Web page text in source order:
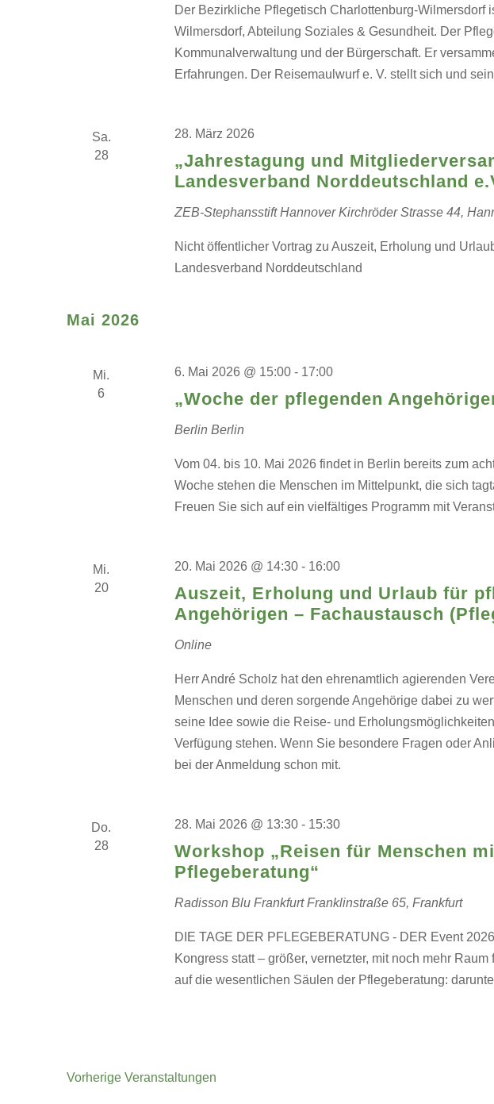
Der Bezirkliche Pflegetisch Charlottenburg-Wilmersdorf
Wilmersdorf, Abteilung Soziales & Gesundheit. Der
Kommunalverwaltung und der Bürgerschaft. Er
Erfahrungen. Der Reisemaulwurf e. V. stellt sich und
Sa.
28
„Jahrestagung und
Landesverband Norddeutschland
28. März 2026
ZEB-Stephansstift HannoverKirchröder Strasse 44,
Nicht öffentlicher Vortrag zu Auszeit, Erholung und
Landesverband Norddeutschland
Mai 2026
Mi.
6
„Woche der pflegenden
6. Mai 2026 @ 15:00- 17:00
Berlin Berlin
Vom 04. bis 10. Mai 2026 findet in Berlin bereits zum
Woche stehen die Menschen im Mittelpunkt, die sich
Freuen Sie sich auf ein vielfältiges Programm mit
Mi.
20
Auszeit, Erholung und Urlaub für
Angehörigen – Fachaustausch
20. Mai 2026 @ 14:30- 16:00
Online
Herr André Scholz hat den ehrenamtlich agierenden
Menschen und deren sorgende Angehörige dabei zu
seine Idee sowie die Reise- und
Verfügung stehen. Wenn Sie besondere Fragen oder
bei der Anmeldung schon mit.
Do.
28
Workshop „Reisen für Menschen
Pflegeberatung“
28. Mai 2026 @ 13:30- 15:30
Radisson Blu FrankfurtFranklinstraße 65, Frankfurt
DIE TAGE DER PFLEGEBERATUNG - DER Event
Kongress statt – größer, vernetzter, mit noch mehr
auf die wesentlichen Säulen der Pflegeberatung:
Vorherige Veranstaltungen